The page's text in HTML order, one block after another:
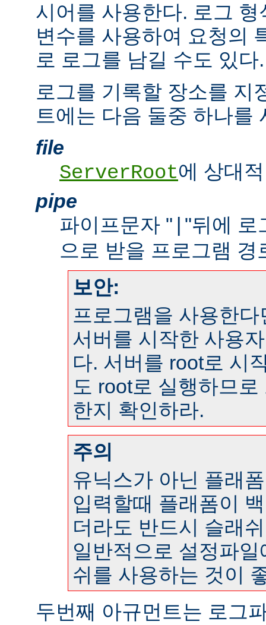
시어를 사용한다. 로그
변수를 사용하여 요청의
로 로그를 남길 수도 있다.
로그를 기록할 장소를 지
트에는 다음 둘중 하나를
file
ServerRoot에 상대
pipe
파이프문자 " "뒤에 로
으로 받을 프로그램 경
보안:
프로그램을 사용한
서버를 시작한 사용
다. 서버를 root로 시
도 root로 실행하므
한지 확인하라.
주의
유닉스가 아닌 플래
입력할때 플래폼이
더라도 반드시 슬래
일반적으로 설정파
쉬를 사용하는 것이
두번째 아규먼트는 로그